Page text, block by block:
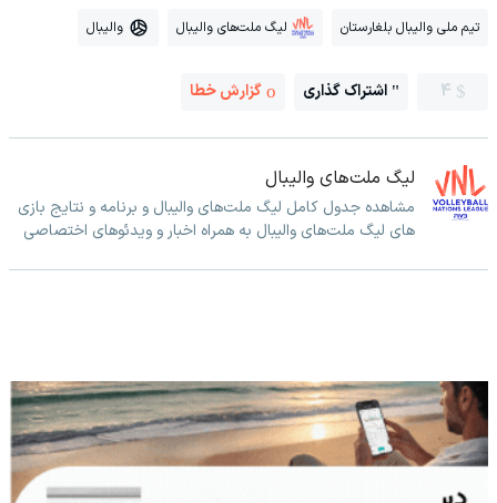
تیم ملی والیبال بلغارستان لیگ ملت‌های والیبال والیبال
4 اشتراک گذاری گزارش خطا
لیگ ملت‌های والیبال
مشاهده جدول کامل لیگ ملت‌های والیبال و برنامه و نتایج بازی
های لیگ ملت‌های والیبال به همراه اخبار و ویدئوهای اختصاصی